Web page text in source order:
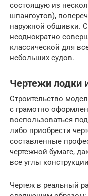
состоящую из
шпангоутов),
наружной обшивки.
неоднократно
классической для
небольших судов.
Чертежи лодки
Строительство
с грамотно
воспользоваться
либо приобрести
составленные
чертежной бумаге,
все углы
Чертеж в реальный